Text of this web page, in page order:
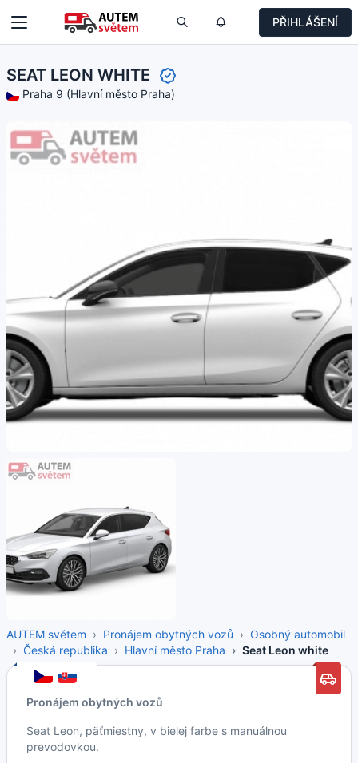
PŘIHLÁŠENÍ
SEAT LEON WHITE
Praha 9 (Hlavní město Praha)
AUTEM světem Pronájem obytných vozů
Osobný automobil
Česká republika
Hlavní město Praha Seat Leon white
Pronájem obytných vozů
Seat Leon, päťmiestny, v bielej farbe s manuálnou
prevodovkou.